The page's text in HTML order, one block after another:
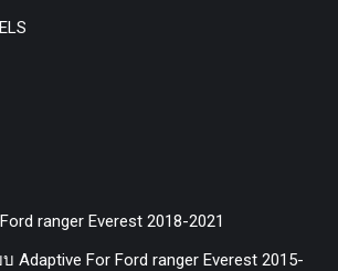
ranger Everest 2018-2021
บ Adaptive For Ford ranger Everest 2015-